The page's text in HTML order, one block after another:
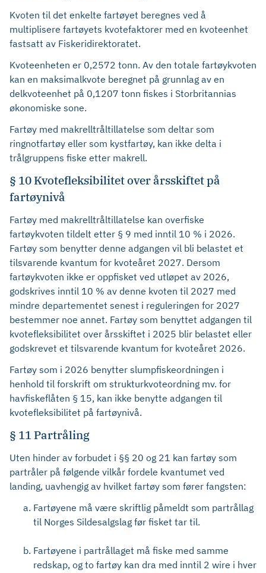
Kvoten til det enkelte fartøyet beregnes ved å
multiplisere fartøyets kvotefaktorer med en kvoteenhet
fastsatt av Fiskeridirektoratet.
Kvoteenheten er 0,2572 tonn. Av den totale fartøykvoten
kan en maksimalkvote beregnet på grunnlag av en
delkvoteenhet på 0,1207 tonn fiskes i Storbritannias
økonomiske sone.
Fartøy med makrelltråltillatelse som deltar som
ringnotfartøy eller som kystfartøy, kan ikke delta i
trålgruppens fiske etter makrell.
§ 10 Kvotefleksibilitet over årsskiftet på
fartøynivå
Fartøy med makrelltråltillatelse kan overfiske
fartøykvoten tildelt etter § 9 med inntil 10 % i 2026.
Fartøy som benytter denne adgangen vil bli belastet et
tilsvarende kvantum for kvoteåret 2027. Dersom
fartøykvoten ikke er oppfisket ved utløpet av 2026,
godskrives inntil 10 % av denne kvoten til 2027 med
mindre departementet senest i reguleringen for 2027
bestemmer noe annet. Fartøy som benyttet adgangen til
kvotefleksibilitet over årsskiftet i 2025 blir belastet eller
godskrevet et tilsvarende kvantum for kvoteåret 2026.
Fartøy som i 2026 benytter slumpfiskeordningen i
henhold til forskrift om strukturkvoteordning mv. for
havfiskeflåten § 15, kan ikke benytte adgangen til
kvotefleksibilitet på fartøynivå.
§ 11 Partråling
Uten hinder av forbudet i §§ 20 og 21 kan fartøy som
partråler på følgende vilkår fordele kvantumet ved
landing, uavhengig av hvilket fartøy som fører fangsten:
Fartøyene må være skriftlig påmeldt som partrållag
til Norges Sildesalgslag før fisket tar til.
Fartøyene i partrållaget må fiske med samme
redskap, og to fartøy kan dra med inntil 2 wire i hver